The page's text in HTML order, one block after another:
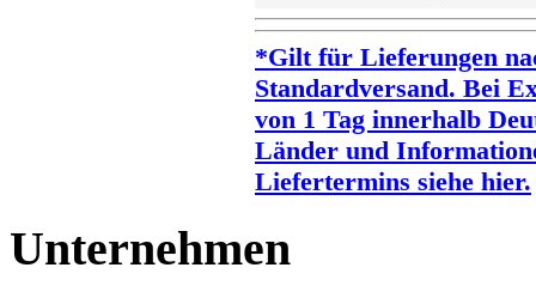
*Gilt für Lieferungen
Standardversand. Bei
von 1 Tag innerhalb
Länder und
Liefertermins siehe hier.
Unternehmen